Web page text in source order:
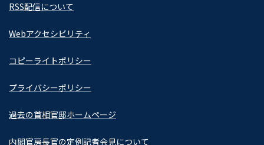
RSS配信について
Webアクセシビリティ
コピーライトポリシー
プライバシーポリシー
過去の首相官邸ホームページ
内閣官房長官の定例記者会見について